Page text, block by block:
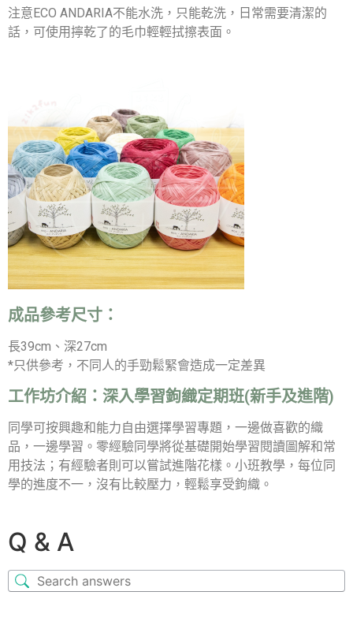
注意ECO ANDARIA不能水洗，只能乾洗，日常需要清潔的
話，可使用擰乾了的毛巾輕輕拭擦表面。
成品參考尺寸：
長39cm、深27cm
*只供參考，不同人的手勁鬆緊會造成一定差異
工作坊介紹： 深入學習鉤織定期班(新手及進階)
同學可按興趣和能力自由選擇學習專題，一邊做喜歡的織
品，一邊學習。零經驗同學將從基礎開始學習閱讀圖解和常
用技法；有經驗者則可以嘗試進階花樣。小班教學，每位同
學的進度不一，沒有比較壓力，輕鬆享受鉤織。
Q & A